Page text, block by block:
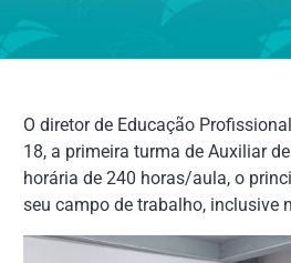
O diretor de Educação
18, a primeira turma de Auxiliar
horária de 240 horas/aula, o
seu campo de trabalho, inclusive